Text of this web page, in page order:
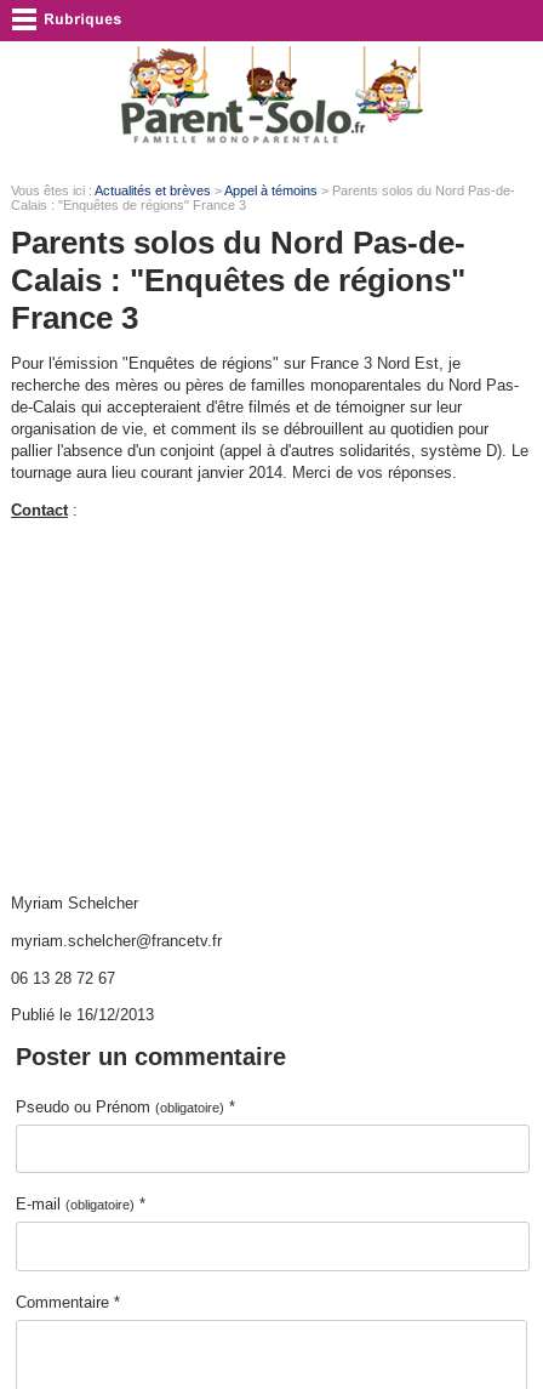
Vous êtes ici : Actualités et brèves >Appel à témoins > Parents solos du Nord Pas-de-
Calais : "Enquêtes de régions" France 3
Parents solos du Nord Pas-de-
Calais : "Enquêtes de régions"
France 3
Pour l'émission "Enquêtes de régions" sur France 3 Nord Est, je
recherche des mères ou pères de familles monoparentales du Nord Pas-
de-Calais qui accepteraient d'être filmés et de témoigner sur leur
organisation de vie, et comment ils se débrouillent au quotidien pour
pallier l'absence d'un conjoint (appel à d'autres solidarités, système D). Le
tournage aura lieu courant janvier 2014. Merci de vos réponses.
Contact:
Myriam Schelcher
myriam.schelcher@francetv.fr
06 13 28 72 67
Publié le 16/12/2013
Poster un commentaire
Pseudo ou Prénom(obligatoire) *
E-mail(obligatoire) *
Commentaire *